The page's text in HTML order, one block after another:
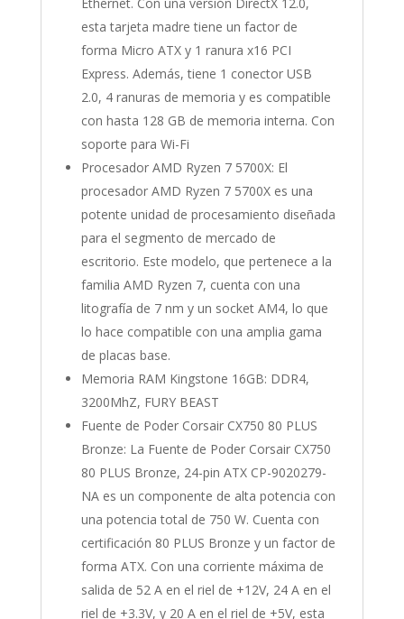
esta tarjeta madre tiene un factor de
forma Micro ATX y 1 ranura x16 PCI
Express. Además, tiene 1 conector USB
2.0, 4 ranuras de memoria y es compatible
con hasta 128 GB de memoria interna. Con
soporte para Wi-Fi
Procesador AMD Ryzen 7 5700X: El
procesador AMD Ryzen 7 5700X es una
potente unidad de procesamiento diseñada
para el segmento de mercado de
escritorio. Este modelo, que pertenece a la
familia AMD Ryzen 7, cuenta con una
litografía de 7 nm y un socket AM4, lo que
lo hace compatible con una amplia gama
de placas base.
Memoria RAM Kingstone 16GB: DDR4,
3200MhZ, FURY BEAST
Fuente de Poder Corsair CX750 80 PLUS
Bronze: La Fuente de Poder Corsair CX750
80 PLUS Bronze, 24-pin ATX CP-9020279-
NA es un componente de alta potencia con
una potencia total de 750 W. Cuenta con
certificación 80 PLUS Bronze y un factor de
forma ATX. Con una corriente máxima de
salida de 52 A en el riel de +12V, 24 A en el
riel de +3.3V, y 20 A en el riel de +5V, esta